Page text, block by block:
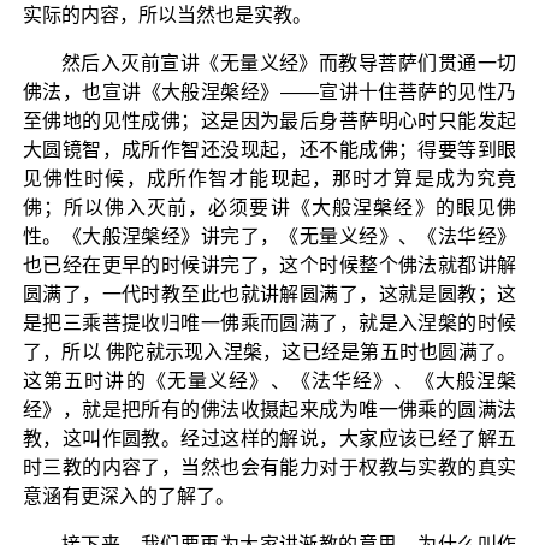
实际的内容，所以当然也是实教。
然后入灭前宣讲《无量义经》而教导菩萨们贯通一切
佛法，也宣讲《大般涅槃经》——宣讲十住菩萨的见性乃
至佛地的见性成佛；这是因为最后身菩萨明心时只能发起
大圆镜智，成所作智还没现起，还不能成佛；得要等到眼
见佛性时候，成所作智才能现起，那时才算是成为究竟
佛；所以佛入灭前，必须要讲《大般涅槃经》的眼见佛
性。《大般涅槃经》讲完了，《无量义经》、《法华经》
也已经在更早的时候讲完了，这个时候整个佛法就都讲解
圆满了，一代时教至此也就讲解圆满了，这就是圆教；这
是把三乘菩提收归唯一佛乘而圆满了，就是入涅槃的时候
了，所以 佛陀就示现入涅槃，这已经是第五时也圆满了。
这第五时讲的《无量义经》、《法华经》、《大般涅槃
经》，就是把所有的佛法收摄起来成为唯一佛乘的圆满法
教，这叫作圆教。经过这样的解说，大家应该已经了解五
时三教的内容了，当然也会有能力对于权教与实教的真实
意涵有更深入的了解了。